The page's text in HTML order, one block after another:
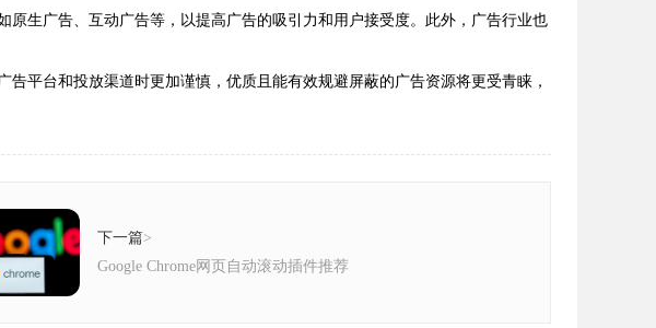
生广告、互动广告等，以提高广告的吸引力和用户接受度。此外，广告行业也
平台和投放渠道时更加谨慎，优质且能有效规避屏蔽的广告资源将更受青睐，
下一篇>
Google Chrome网页自动滚动插件推荐